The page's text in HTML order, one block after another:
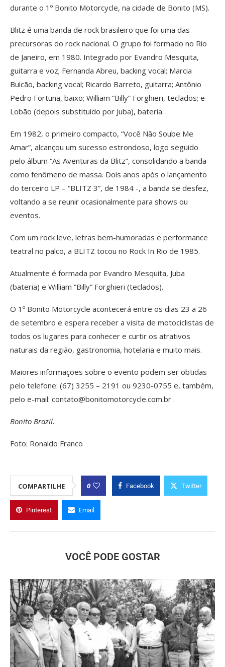
durante o 1º Bonito Motorcycle, na cidade de Bonito (MS).
Blitz é uma banda de rock brasileiro que foi uma das
precursoras do rock nacional. O grupo foi formado no Rio
de Janeiro, em 1980. Integrado por Evandro Mesquita,
guitarra e voz; Fernanda Abreu, backing vocal; Marcia
Bulcão, backing vocal; Ricardo Barreto, guitarra; Antônio
Pedro Fortuna, baixo; William “Billy” Forghieri, teclados; e
Lobão (depois substituído por Juba), bateria.
Em 1982, o primeiro compacto, “Você Não Soube Me
Amar”, alcançou um sucesso estrondoso, logo seguido
pelo álbum “As Aventuras da Blitz”, consolidando a banda
como fenômeno de massa. Dois anos após o lançamento
do terceiro LP – “BLITZ 3”, de 1984 -, a banda se desfez,
voltando a se reunir ocasionalmente para shows ou
eventos.
Com um rock leve, letras bem-humoradas e performance
teatral no palco, a BLITZ tocou no Rock In Rio de 1985.
Atualmente é formada por Evandro Mesquita, Juba
(bateria) e William “Billy” Forghieri (teclados).
O 1º Bonito Motorcycle acontecerá entre os dias 23 a 26
de setembro e espera receber a visita de motociclistas de
todos os lugares para conhecer e curtir os atrativos
naturais da região, gastronomia, hotelaria e muito mais.
Maiores informações sobre o evento podem ser obtidas
pelo telefone: (67) 3255 – 2191 ou 9230-0755 e, também,
pelo e-mail: contato@bonitomotorcycle.com.br .
Bonito Brazil.
Foto: Ronaldo Franco
COMPARTILHE 0 Facebook Twitter
Pinterest Email
VOCÊ PODE GOSTAR